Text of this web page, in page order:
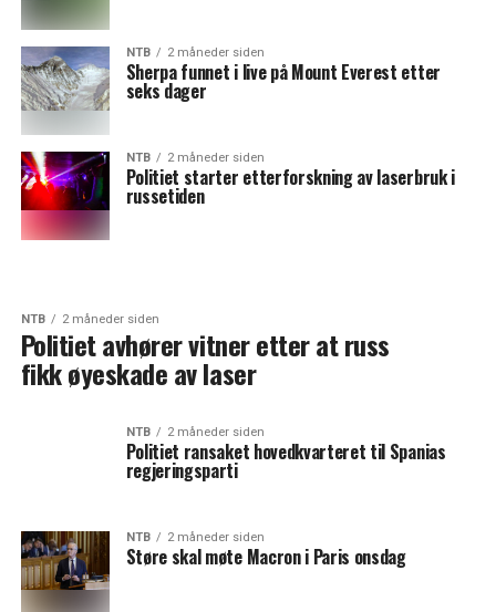
NTB 2 måneder siden
Sherpa funnet i live på Mount Everest etter
seks dager
NTB 2 måneder siden
Politiet starter etterforskning av laserbruk i
russetiden
NTB 2 måneder siden
Politiet avhører vitner etter at russ
fikk øyeskade av laser
NTB 2 måneder siden
Politiet ransaket hovedkvarteret til Spanias
regjeringsparti
NTB 2 måneder siden
Støre skal møte Macron i Paris onsdag